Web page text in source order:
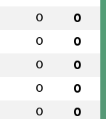
0 0
0 0
0 0
0 0
0 0